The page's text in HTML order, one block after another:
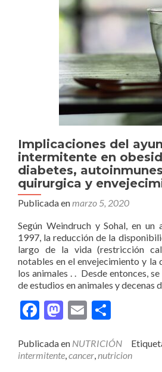
Implicaciones del
intermitente en
diabetes,
quirurgica y
Publicada enmarzo 5, 2020
Según Weindruch y Sohal, en
1997, la reducción de la
largo de la vida (restricción
notables en el envejecimiento y la
los animales . . Desde entonces,
de estudios en animales y decenas
Facebook
Mastodon
Email
Publicada en NUTRICIÓN
intermitente,cancer,nutricion